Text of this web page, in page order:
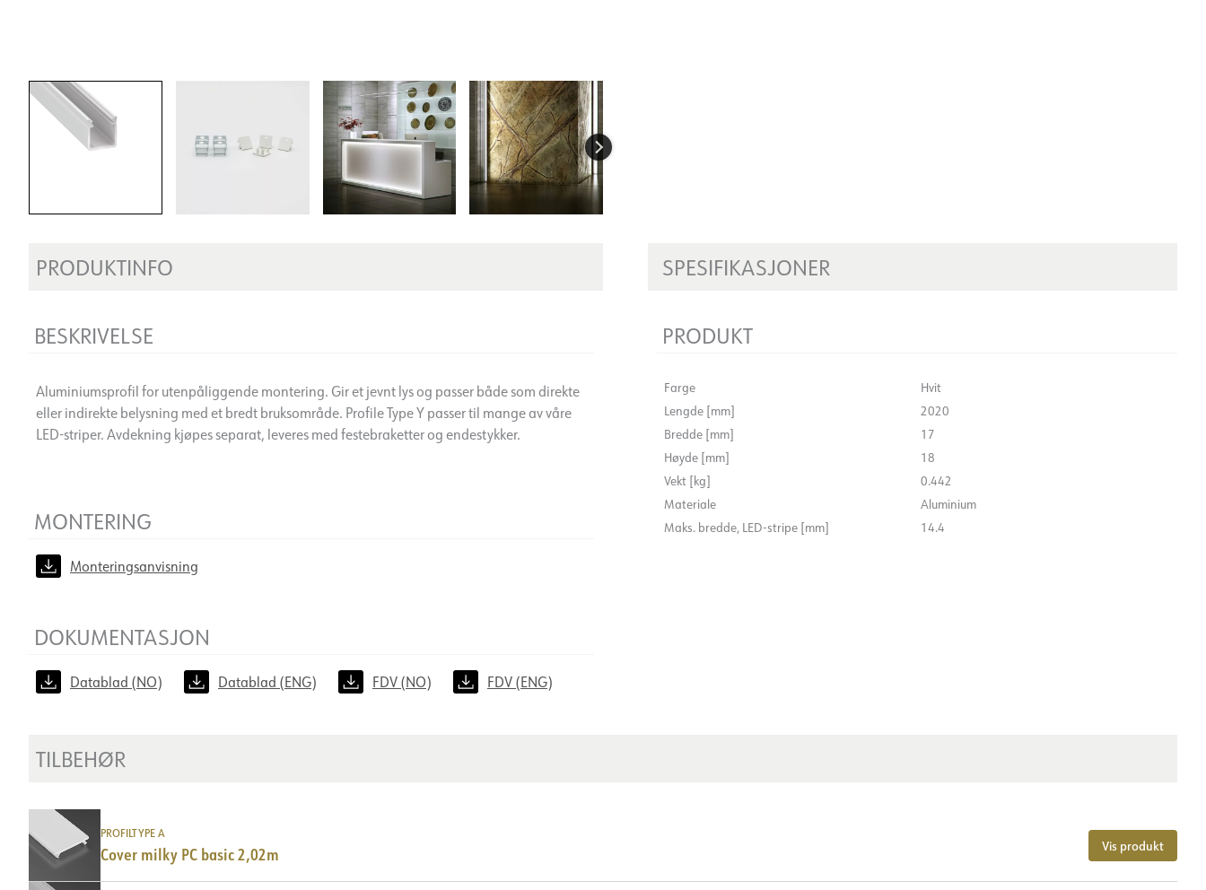
PRODUKTINFO
BESKRIVELSE
Aluminiumsprofil for utenpåliggende montering. Gir et jevnt lys og passer både som direkte
eller indirekte belysning med et bredt bruksområde. Profile Type Y passer til mange av våre
LED-striper. Avdekning kjøpes separat, leveres med festebraketter og endestykker.
MONTERING
Monteringsanvisning
DOKUMENTASJON
Datablad (NO) Datablad (ENG) FDV (NO) FDV (ENG)
SPESIFIKASJONER
PRODUKT
Farge
Hvit
Lengde [mm]
2020
Bredde [mm]
17
Høyde [mm]
18
Vekt [kg]
0.442
Materiale
Aluminium
Maks. bredde, LED-stripe [mm]
14.4
TILBEHØR
PROFILTYPE A
Cover milky PC basic 2,02m Vis produkt